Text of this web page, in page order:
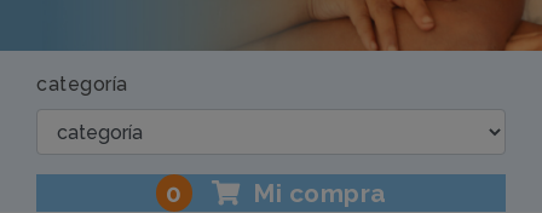
categoría
0 Mi compra